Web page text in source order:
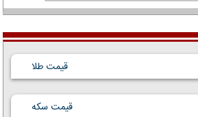
قیمت طلا
قیمت سکه